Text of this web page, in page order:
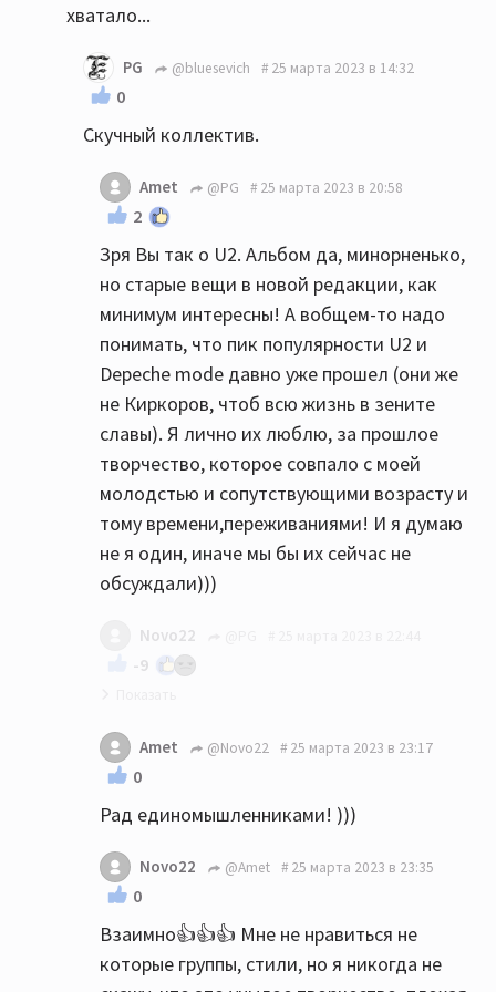
хватало...
PG @bluesevich 25 марта 2023 в 14:32
0
Скучный коллектив.
Amet @PG 25 марта 2023 в 20:58
2
Зря Вы так о U2. Альбом да, минорненько,
но старые вещи в новой редакции, как
минимум интересны! А вобщем-то надо
понимать, что пик популярности U2 и
Depeche mode давно уже прошел (они же
не Киркоров, чтоб всю жизнь в зените
славы). Я лично их люблю, за прошлое
творчество, которое совпало с моей
молодстью и сопутствующими возрасту и
тому времени,переживаниями! И я думаю
не я один, иначе мы бы их сейчас не
обсуждали)))
Novo22
-9
Ну на вкус и цвет как говориться)))
Позвольте не согласиться с Вами. Но
говорить про легендарную группу
уходяшего века, как их назвали в 2000 году
на грэмми, как то не уважительно мягко
говоря. Новый альбом, хотя альбомом это
сложно назвать, просто старые песни
перепеты в акустической версии под
гитару и фортепиано и все. Сам не смог
Amet @Novo22 25 марта 2023 в 23:17
0
Рад единомышленниками! )))
Novo22 @Amet 25 марта 2023 в 23:35
0
Взаимно👍👍👍 Мне не нравиться не
которые группы, стили, но я никогда не